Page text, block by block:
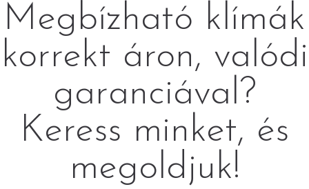
Megbízható klímák
korrekt áron, valódi
garanciával?
Keress minket, és
megoldjuk!